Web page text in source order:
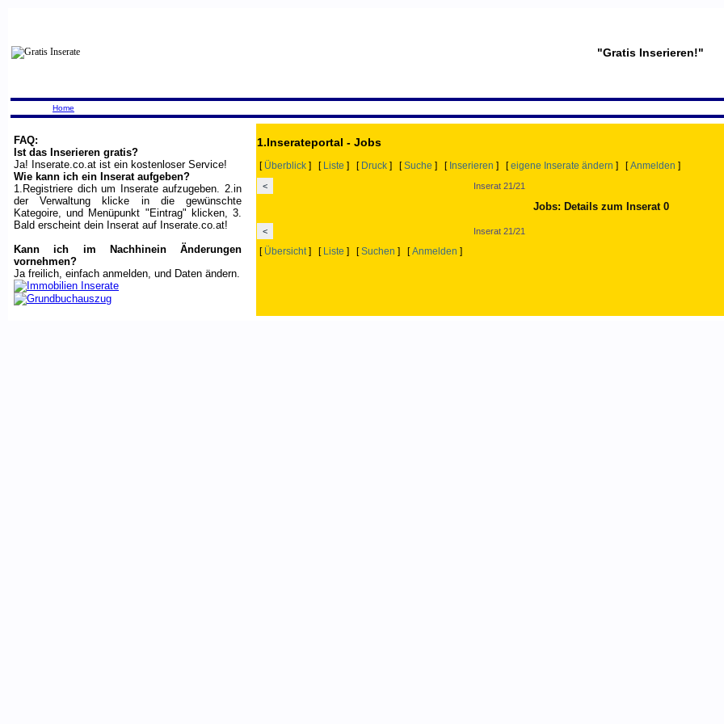
"Gratis Inserieren!"
Home
FAQ:
Ist das Inserieren gratis?
Ja! Inserate.co.at ist ein kostenloser Service!
Wie kann ich ein Inserat aufgeben?
1.Registriere dich um Inserate aufzugeben. 2.in
der Verwaltung klicke in die gewünschte
Kategoire, und Menüpunkt "Eintrag" klicken, 3.
Bald erscheint dein Inserat auf Inserate.co.at!
Kann ich im Nachhinein Änderungen
vornehmen?
Ja freilich, einfach anmelden, und Daten ändern.
1.Inserateportal - Jobs
[ Überblick ] [ Liste ] [ Druck ] [Suche ] [ Inserieren ] [eigene Inserate ändern ] [Anmelden ]
< Inserat 21/21
Jobs: Details zum Inserat 0
< Inserat 21/21
[ Übersicht] [ Liste ] [Suchen ] [Anmelden ]